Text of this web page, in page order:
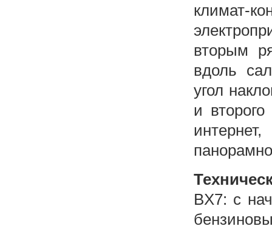
климат-
вторым
вдоль
угол
и
BX7: с